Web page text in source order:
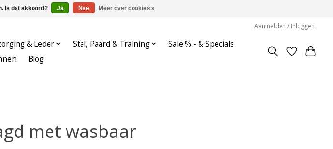
Aanmelden / Inloggen
& Leder Stal, Paard & Training
Sale % - & Specials
Blog
met wasbaar
Is dat akkoord? Ja Nee Meer over cookies »